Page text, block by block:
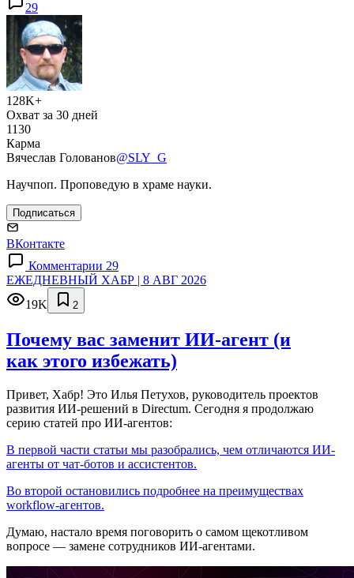
29
128K+
Охват за 30 дней
1130
Карма
Вячеслав Голованов@SLY_G
Научпоп. Проповедую в храме науки.
Подписаться
ВКонтакте
Комментарии 29
ЕЖЕДНЕВНЫЙ ХАБР | 8 АВГ 2026
19K
2
Почему вас заменит ИИ‑агент (и
как этого избежать)
Привет, Хабр! Это Илья Петухов, руководитель проектов
развития ИИ-решений в Directum. Сегодня я продолжаю
серию статей про ИИ-агентов:
В первой части статьи мы разобрались, чем отличаются ИИ-
агенты от чат-ботов и ассистентов.
Во второй остановились подробнее на преимуществах
workflow-агентов.
Думаю, настало время поговорить о самом щекотливом
вопросе — замене сотрудников ИИ-агентами.